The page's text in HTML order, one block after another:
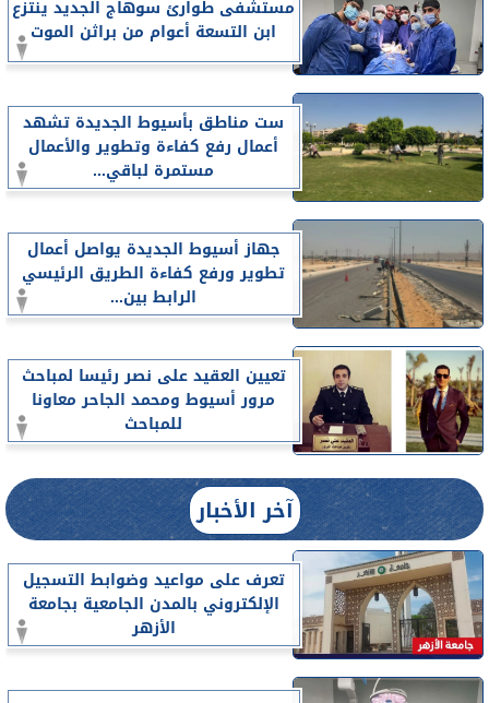
مستشفى طوارئ سوهاج الجديد ينتزع
ابن التسعة أعوام من براثن الموت
ست مناطق بأسيوط الجديدة تشهد
أعمال رفع كفاءة وتطوير والأعمال
مستمرة لباقي...
جهاز أسيوط الجديدة يواصل أعمال
تطوير ورفع كفاءة الطريق الرئيسي
الرابط بين...
تعيين العقيد على نصر رئيسا لمباحث
مرور أسيوط ومحمد الجاحر معاونا
للمباحث
آخر الأخبار
تعرف على مواعيد وضوابط التسجيل
الإلكتروني بالمدن الجامعية بجامعة
الأزهر